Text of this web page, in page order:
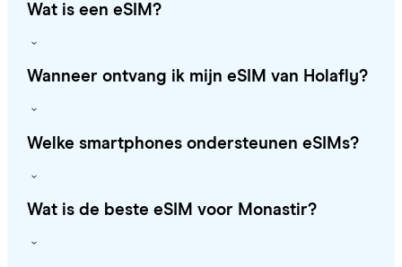
Wat is een eSIM?
Wanneer ontvang ik mijn eSIM van Holafly?
Welke smartphones ondersteunen eSIMs?
Wat is de beste eSIM voor Monastir?